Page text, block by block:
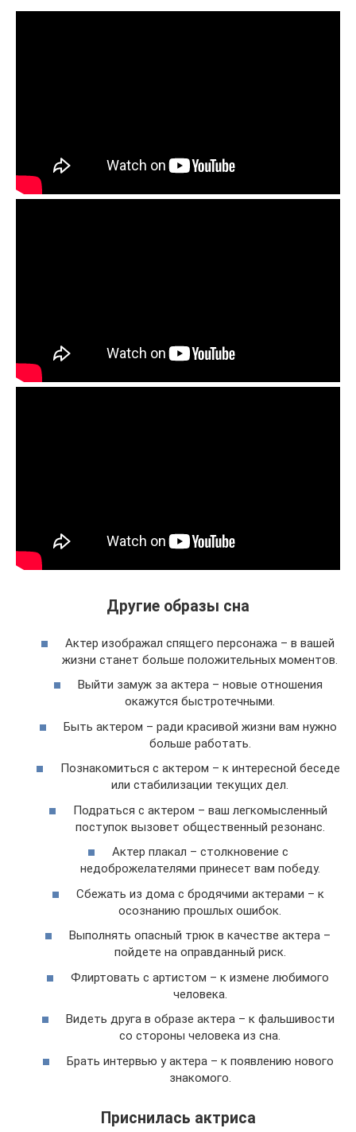
Другие образы сна
Актер изображал спящего персонажа – в вашей
жизни станет больше положительных моментов.
Выйти замуж за актера – новые отношения
окажутся быстротечными.
Быть актером – ради красивой жизни вам нужно
больше работать.
Познакомиться с актером – к интересной беседе
или стабилизации текущих дел.
Подраться с актером – ваш легкомысленный
поступок вызовет общественный резонанс.
Актер плакал – столкновение с
недоброжелателями принесет вам победу.
Сбежать из дома с бродячими актерами – к
осознанию прошлых ошибок.
Выполнять опасный трюк в качестве актера –
пойдете на оправданный риск.
Флиртовать с артистом – к измене любимого
человека.
Видеть друга в образе актера – к фальшивости
со стороны человека из сна.
Брать интервью у актера – к появлению нового
знакомого.
Приснилась актриса